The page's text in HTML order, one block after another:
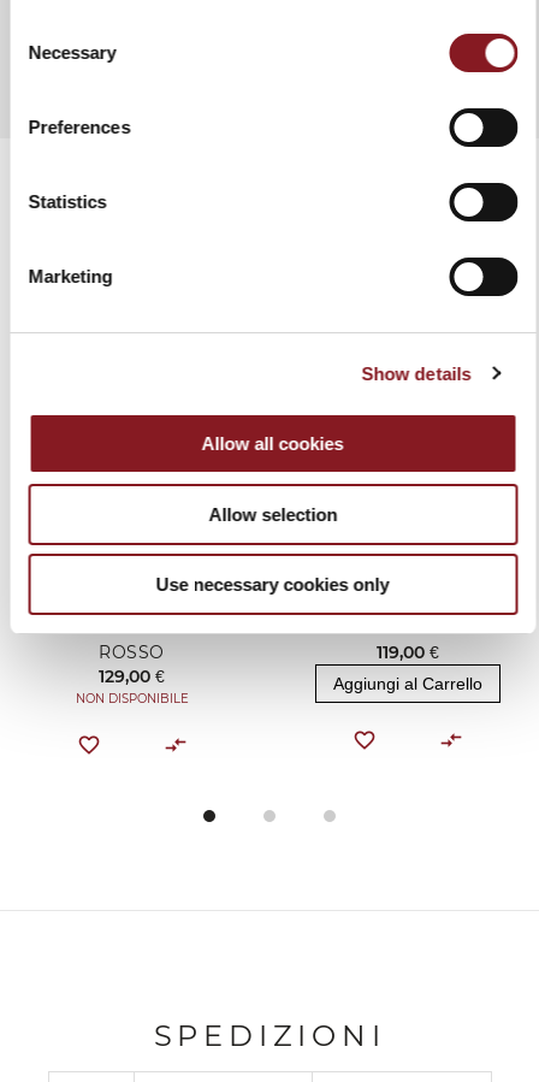
Selection
Necessary
Preferences
Statistics
Marketing
Show details
Allow all cookies
Allow selection
Use necessary cookies only
CUOCO CINESE 21 CM
ROSSO
129,00 €
NON DISPONIBILE
NAKIRI 17 CM ROSSO
119,00 €
Aggiungi al Carrello
SPEDIZIONI